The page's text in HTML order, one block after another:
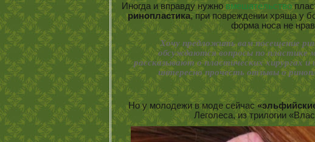
Иногда и вправду нужновмешательство
ринопластика, при повреждении хряща у
форма носа не
Хочу предложить вам посещение
обсуждаются вопросы по пластике
рассказывают о пластических хирургах
интересно прочесть отзывы о
Но у молодежи в моде сейчас
Леголеса, из трилогии